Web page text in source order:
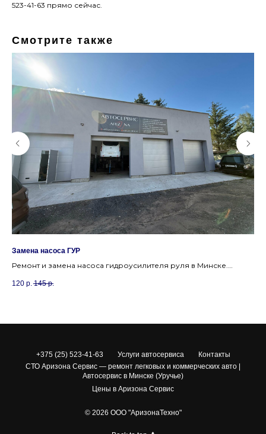
523-41-63 прямо сейчас.
Смотрите также
Замена насоса ГУР
Ремонт и замена насоса гидроусилителя руля в Минске.
120 р. 145 р.
+375 (25) 523-41-63 Услуги автосервиса
Контакты
СТО Аризона Сервис — ремонт легковых и коммерческих авто |
Автосервис в Минске (Уручье)
Цены в Аризона Сервис
© 2026 ООО "АризонаТехно"